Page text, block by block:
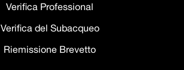
Verifica Professional
Verifica del Subacqueo
Riemissione Brevetto